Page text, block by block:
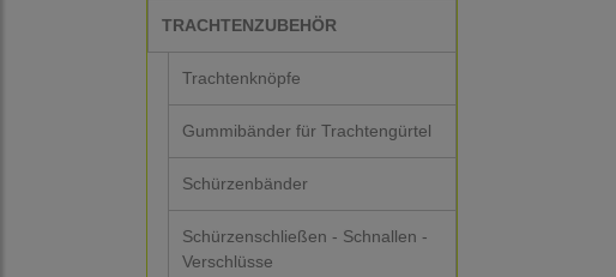
TRACHTENZUBEHÖR
Trachtenknöpfe
Gummibänder für Trachtengürtel
Schürzenbänder
Schürzenschließen - Schnallen -
Verschlüsse